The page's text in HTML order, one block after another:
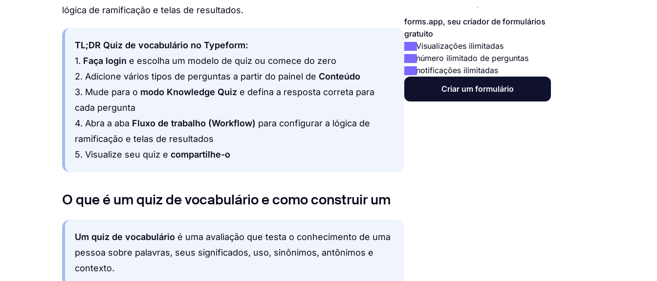
lógica de ramificação e telas de resultados.
TL;DR Quiz de vocabulário no Typeform:
1. Faça login e escolha um modelo de quiz ou comece do zero
2. Adicione vários tipos de perguntas a partir do painel de Conteúdo
3. Mude para o modo Knowledge Quiz e defina a resposta correta para
cada pergunta
4. Abra a aba Fluxo de trabalho (Workflow) para configurar a lógica de
ramificação e telas de resultados
5. Visualize seu quiz e compartilhe-o
O que é um quiz de vocabulário e como construir um
Um quiz de vocabulário é uma avaliação que testa o conhecimento de uma
pessoa sobre palavras, seus significados, uso, sinônimos, antônimos e
contexto.
forms.app, seu criador de formulários
gratuito
Visualizações ilimitadas
número ilimitado de perguntas
notificações ilimitadas
Criar um formulário